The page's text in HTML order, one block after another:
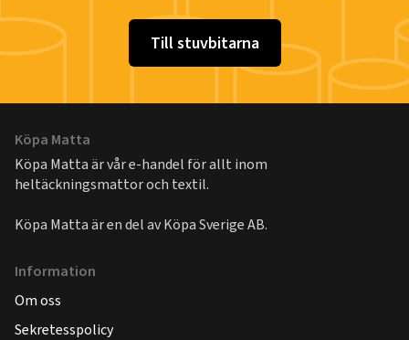
Till stuvbitarna
Köpa Matta
Köpa Matta är vår e-handel för allt inom
heltäckningsmattor och textil.
Köpa Matta är en del avKöpa Sverige AB.
Information
Om oss
Sekretesspolicy